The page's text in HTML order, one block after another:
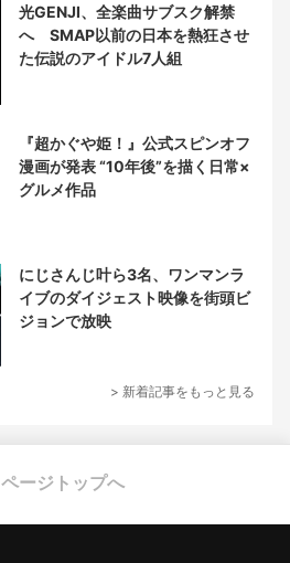
光GENJI、全楽曲サブスク解禁
へ SMAP以前の日本を熱狂させ
た伝説のアイドル7人組
『超かぐや姫！』公式スピンオフ
漫画が発表 “10年後”を描く日常×
グルメ作品
にじさんじ叶ら3名、ワンマンラ
イブのダイジェスト映像を街頭ビ
ジョンで放映
> 新着記事をもっと見る
ページトップへ